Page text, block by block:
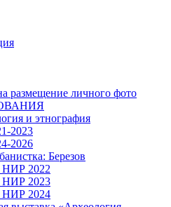
размещение личного фото
и этнография
2023
2026
Березов
НИР 2022
НИР 2023
НИР 2024